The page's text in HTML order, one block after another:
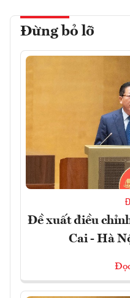
Đừng bỏ lỡ
Đề xuất điều
Cai - Hà